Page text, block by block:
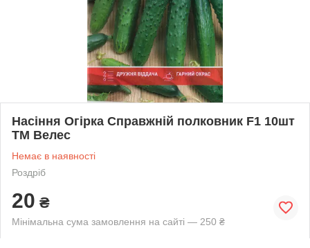
Насіння Огірка Справжній полковник F1 10шт
ТМ Велес
Немає в наявності
Роздріб
20 ₴
Мінімальна сума замовлення на сайті — 250 ₴